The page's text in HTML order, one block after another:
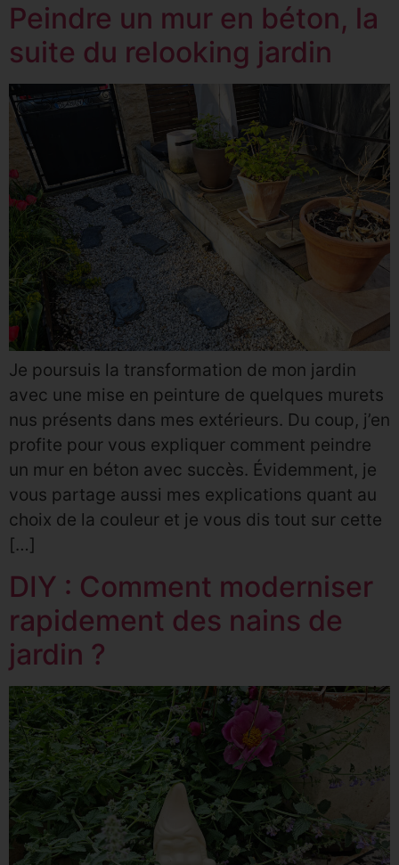
Peindre un mur en béton, la
suite du relooking jardin
Je poursuis la transformation de mon jardin
avec une mise en peinture de quelques murets
nus présents dans mes extérieurs. Du coup, j’en
profite pour vous expliquer comment peindre
un mur en béton avec succès. Évidemment, je
vous partage aussi mes explications quant au
choix de la couleur et je vous dis tout sur cette
[…]
DIY : Comment moderniser
rapidement des nains de
jardin ?